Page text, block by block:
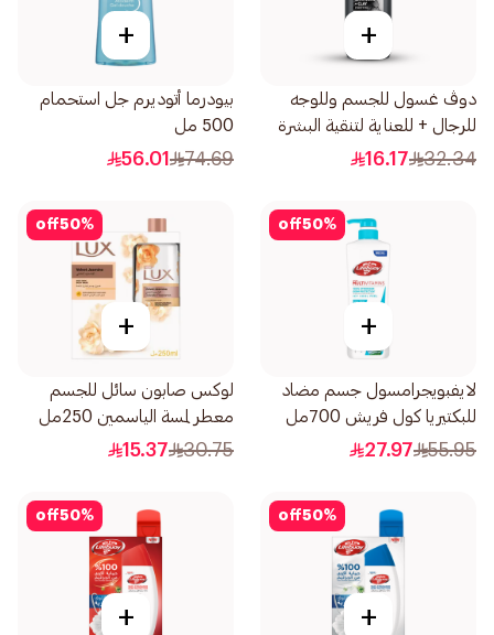
+
دوڤ غسول للجسم وللوجه
للرجال + للعناية لتنقية البشرة
بالفحم والطين 400مل
32.34
16.17
+
بيودرما أتوديرم جل استحمام
500 مل
74.69
56.01
50%
off
+
لايفبويجرامسول جسم مضاد
للبكتيريا كول فريش 700مل
55.95
27.97
50%
off
+
لوكس صابون سائل للجسم
معطر لمسة الياسمين 250مل
30.75
15.37
50%
off
+
50%
off
+